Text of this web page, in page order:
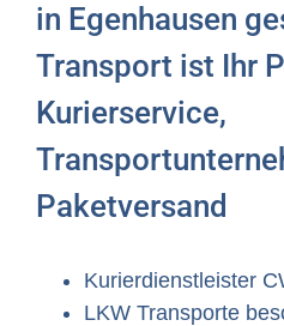
in Egenhausen
Transport ist Ihr
Kurierservice,
Paketversand
Kurierdienstleister
LKW Transporte